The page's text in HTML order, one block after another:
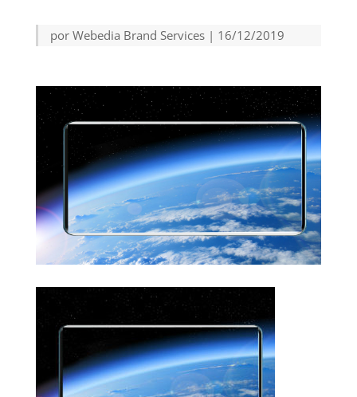
por Webedia Brand Services| 16/12/2019